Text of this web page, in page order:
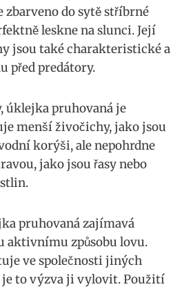
zbarveno do ⁢sytě stříbrné
⁢leskne na slunci. Její
jsou ‌také ​charakteristické a
před predátory.
úklejka pruhovaná ⁤je
‌menší živočichy, jako jsou
korýši, ale nepohrdne
​jako‍ jsou‍ řasy nebo
⁤pruhovaná zajímavá
aktivnímu způsobu lovu.
⁢ve ⁢společnosti‍ jiných
je to výzva ji vylovit. Použití